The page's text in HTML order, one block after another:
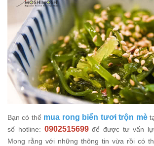
Bạn có thể mua rong biển tươi trộn mè
số hotline: 0902515699để được tư vấn
Mong rằng với những thông tin vừa rồi có